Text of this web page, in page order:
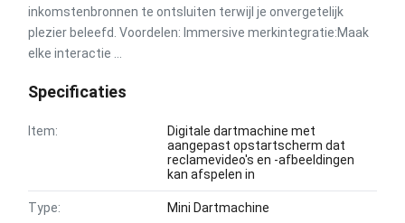
inkomstenbronnen te ontsluiten terwijl je onvergetelijk
plezier beleefd. Voordelen: Immersive merkintegratie:Maak
elke interactie ...
Specificaties
Item:
Digitale dartmachine met
aangepast opstartscherm dat
reclamevideo's en -afbeeldingen
kan afspelen in
Type: Mini Dartmachine